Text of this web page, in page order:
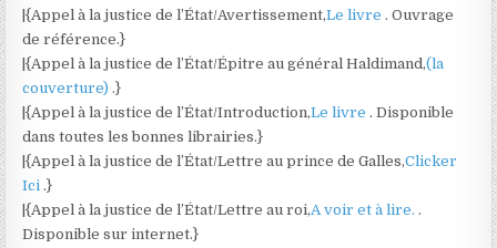
|{Appel à la justice de l’État/Avertissement,Le livre . Ouvrage
de référence.}
|{Appel à la justice de l’État/Épitre au général Haldimand,(la
couverture) .}
|{Appel à la justice de l’État/Introduction,Le livre . Disponible
dans toutes les bonnes librairies.}
|{Appel à la justice de l’État/Lettre au prince de Galles,Clicker
Ici .}
|{Appel à la justice de l’État/Lettre au roi,A voir et à lire. .
Disponible sur internet.}